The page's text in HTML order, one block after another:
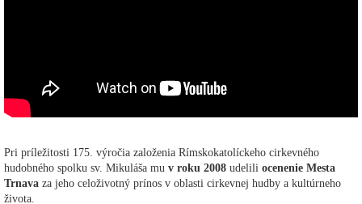
Pri príležitosti 175. výročia založenia Rímskokatolíckeho cirkevného
hudobného spolku sv. Mikuláša mu v roku 2008 udelili ocenenie Mesta
Trnava za jeho celoživotný prínos v oblasti cirkevnej hudby a kultúrneho
života.